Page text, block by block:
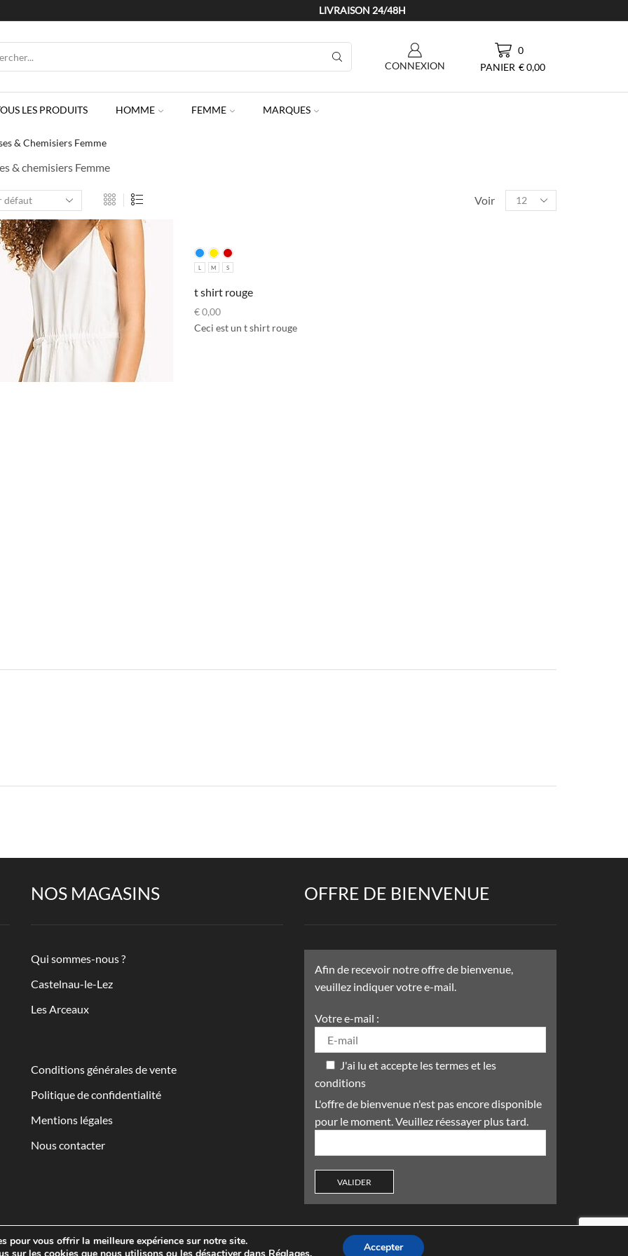
LIVRAISON 24/48H
CONNEXION
0
PANIER €0,00
LES PRODUITS HOMME FEMME MARQUES
& Chemisiers Femme
& chemisiers Femme
Products
per
L M S
t shirt rouge
€0,00
Ceci est un t shirt rouge
NOS MAGASINS
Qui sommes-nous ?
Castelnau-le-Lez
Les Arceaux
Conditions générales de vente
Politique de confidentialité
Mentions légales
Nous contacter
OFFRE DE BIENVENUE
Afin de recevoir notre offre de bienvenue,
veuillez indiquer votre e-mail.
Votre e-mail :
J'ai lu et accepte les termes et les
conditions
L'offre de bienvenue n'est pas encore disponible
pour le moment. Veuillez réessayer plus tard.
pour vous offrir la meilleure expérience sur notre site.
Accepter